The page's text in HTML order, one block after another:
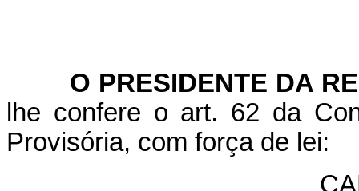
O PRESIDENTE DA
lhe confere o art. 62 da
Provisória, com força de lei: